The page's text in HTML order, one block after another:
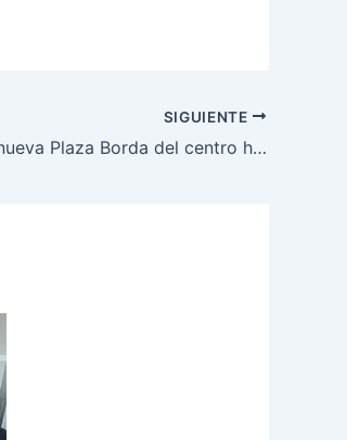
SIGUIENTE
Evelyn Salgado inaugura la nueva Plaza Borda del centro histórico de Taxco, listo para brillar en Semana Santa 2026